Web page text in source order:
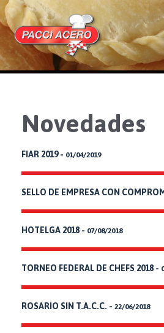
Novedades
FIAR 2019 - 01/04/2019
SELLO DE EMPRESA CON
HOTELGA 2018 - 07/08/2018
TORNEO FEDERAL DE CHEFS 2018 -
ROSARIO SIN T.A.C.C. - 22/06/2018